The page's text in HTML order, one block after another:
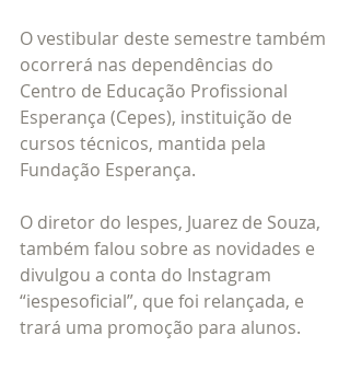
O vestibular deste semestre também
ocorrerá nas dependências do
Centro de Educação Profissional
Esperança (Cepes), instituição de
cursos técnicos, mantida pela
Fundação Esperança.
O diretor do Iespes, Juarez de Souza,
também falou sobre as novidades e
divulgou a conta do Instagram
“iespesoficial”, que foi relançada, e
trará uma promoção para alunos.